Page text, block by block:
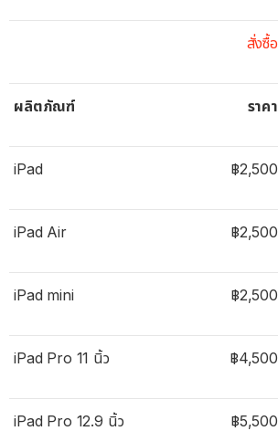
สั่งซื้อ
ผลิตภัณฑ์ ราคา
iPad ฿2,500
iPad Air ฿2,500
iPad mini ฿2,500
iPad Pro 11 นิ้ว ฿4,500
iPad Pro 12.9 นิ้ว ฿5,500